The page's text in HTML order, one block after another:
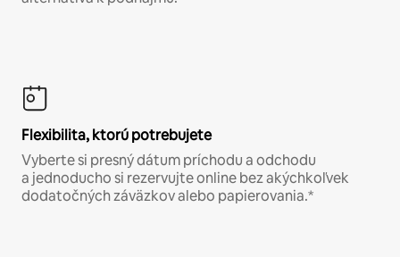
Flexibilita, ktorú potrebujete
Vyberte si presný dátum príchodu a odchodu
a jednoducho si rezervujte online bez akýchkoľvek
dodatočných záväzkov alebo papierovania.*